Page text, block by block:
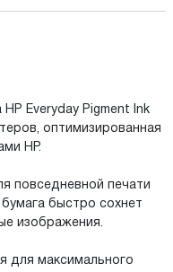
Everyday Pigment Ink
оптимизированная
HP.
повседневной печати
быстро сохнет
изображения.
для максимального